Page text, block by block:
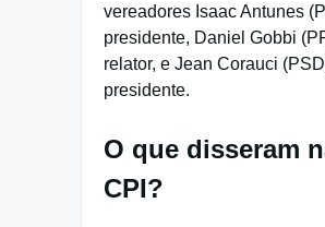
vereadores Isaac Antunes
presidente, Daniel Gobbi
relator, e Jean Corauci
presidente.
O que disseram
CPI?